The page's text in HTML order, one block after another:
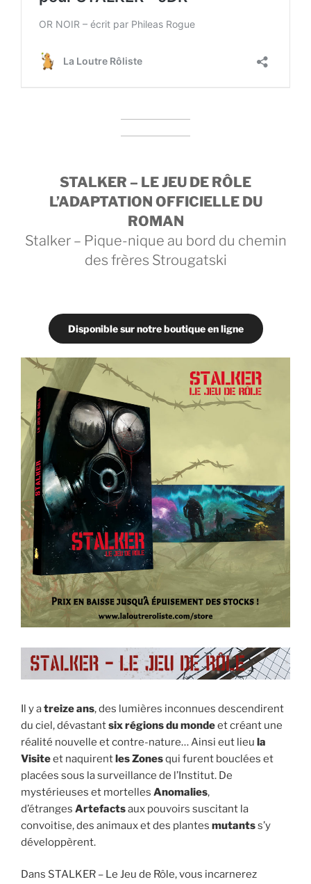
STALKER – LE JEU DE RÔLE
L’ADAPTATION OFFICIELLE DU
ROMAN
Stalker – Pique-nique au bord du chemin
des frères Strougatski
Disponible sur notre boutique en ligne
Il y atreize ans, des lumières inconnues descendirent
du ciel, dévastantsix régions du mondeet créant une
réalité nouvelle et contre-nature… Ainsi eut lieu la
Visiteet naquirentles Zonesqui furent bouclées et
placées sous la surveillance de l’Institut. De
mystérieuses et mortelles Anomalies,
d’étranges Artefactsaux pouvoirs suscitant la
convoitise, des animaux et des plantes mutantss’y
développèrent.
Dans STALKER – Le Jeu de Rôle, vous incarnerez